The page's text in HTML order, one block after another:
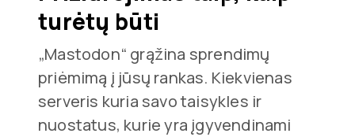
turėtų būti
„Mastodon“ grąžina sprendimų
priėmimą į jūsų rankas. Kiekvienas
serveris kuria savo taisykles ir
nuostatus, kurie yra įgyvendinami